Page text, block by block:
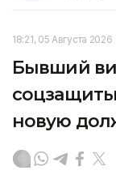
18:21, 05 Августа 2026
Бывший
новую